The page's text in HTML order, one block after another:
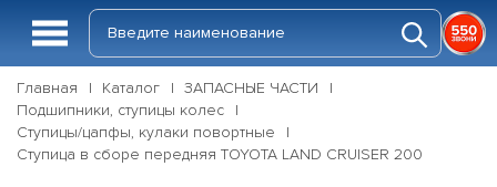
Главная Каталог
ЗАПАСНЫЕ ЧАСТИ
Подшипники, ступицы колес
Ступицы/цапфы, кулаки повортные
Ступица в сборе передняя TOYOTA LAND CRUISER 200